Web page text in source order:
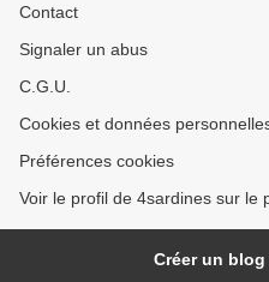
Contact
Signaler un abus
C.G.U.
Cookies et données
Préférences cookies
Voir le profil de 4sardines sur le
Créer un